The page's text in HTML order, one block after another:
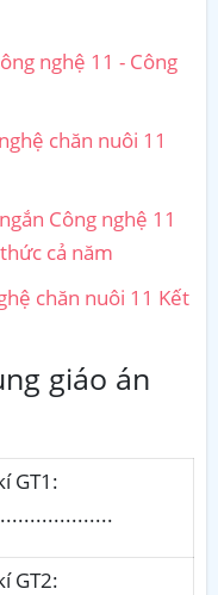
nghệ 11 - Công
chăn nuôi 11
Công nghệ 11
cả năm
chăn nuôi 11 Kết
giáo án
GT1:
GT2: